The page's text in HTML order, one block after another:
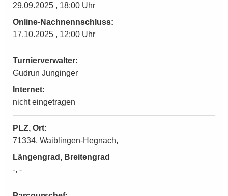
29.09.2025 , 18:00 Uhr
Online-Nachnennschluss:
17.10.2025 , 12:00 Uhr
Turnierverwalter:
Gudrun Junginger
Internet:
nicht eingetragen
PLZ, Ort:
71334, Waiblingen-Hegnach,
Längengrad, Breitengrad
-, -